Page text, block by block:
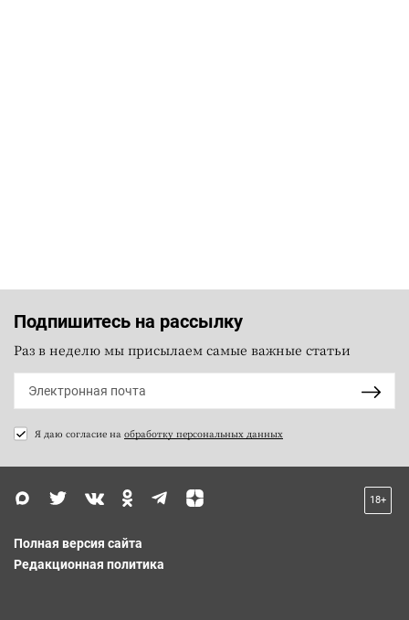
Подпишитесь на рассылку
Раз в неделю мы присылаем самые важные статьи
Я даю согласие на обработку персональных данных
18+
Полная версия сайта
Редакционная политика